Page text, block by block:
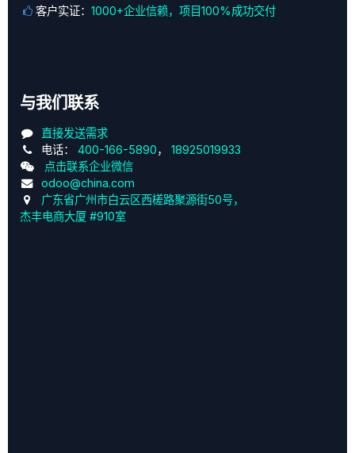
客户实证： 1000+企业信赖，项目100%成功交付
与我们联系
直接发送需求
电话： 400-166-5890， 18925019933
点击联系企业微信
odoo@china.com
广东省广州市白云区西槎路聚源街50号，
杰丰电商大厦 #910室